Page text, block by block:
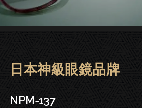
Fournines 999.9眼
日本神級眼鏡品牌
NPM-137